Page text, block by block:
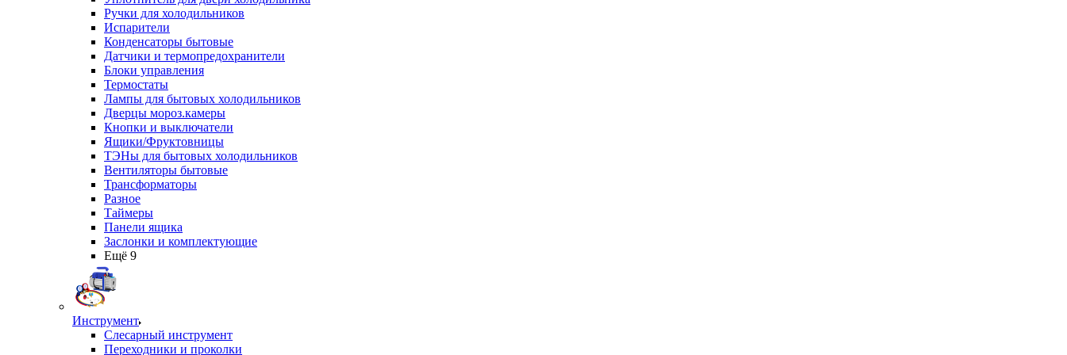
Ручки для холодильников
Испарители
Конденсаторы бытовые
Датчики и термопредохранители
Блоки управления
Термостаты
Лампы для бытовых холодильников
Дверцы мороз.камеры
Кнопки и выключатели
Ящики/Фруктовницы
ТЭНы для бытовых холодильников
Вентиляторы бытовые
Трансформаторы
Разное
Таймеры
Панели ящика
Заслонки и комплектующие
Ещё 9
Инструмент
Слесарный инструмент
Переходники и проколки